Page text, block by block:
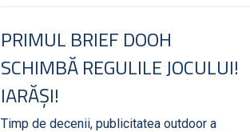
PRIMUL BRIEF DOOH
SCHIMBĂ REGULILE JOCULUI!
IARĂȘI!
Timp de decenii, publicitatea outdoor a